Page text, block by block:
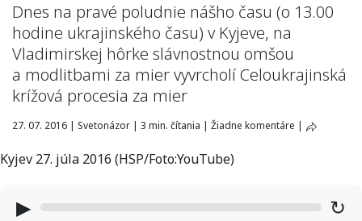
Dnes na pravé poludnie nášho času (o 13.00
hodine ukrajinského času) v Kyjeve, na
Vladimirskej hôrke slávnostnou omšou
a modlitbami za mier vyvrcholí Celoukrajinská
krížová procesia za mier
27. 07. 2016 | Svetonázor | 3 min. čítania | Žiadne komentáre |
Kyjev 27. júla 2016 (HSP/Foto:YouTube)
▶ ↻